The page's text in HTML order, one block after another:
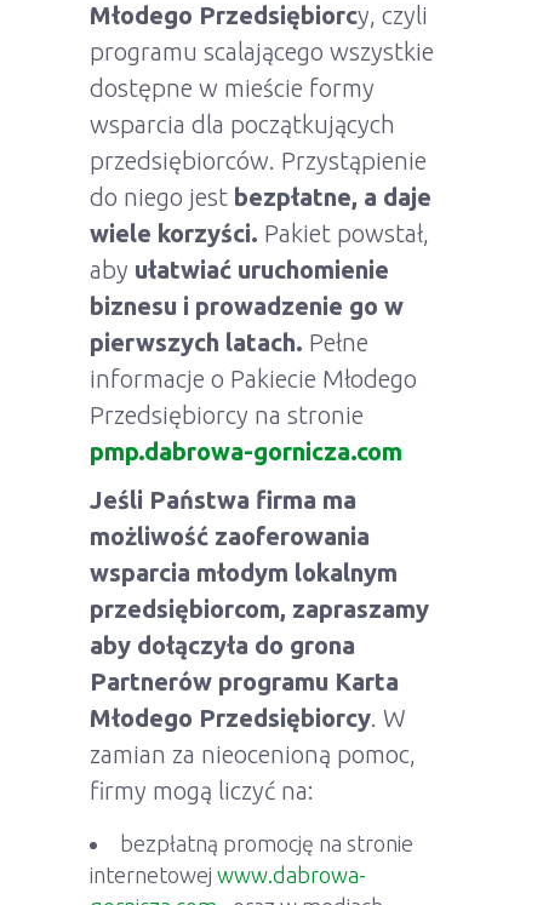
Młodego Przedsiębiorcy, czyli
programu scalającego wszystkie
dostępne w mieście formy
wsparcia dla początkujących
przedsiębiorców. Przystąpienie
do niego jest bezpłatne, a daje
wiele korzyści. Pakiet powstał,
aby ułatwiać uruchomienie
biznesu i prowadzenie go w
pierwszych latach. Pełne
informacje o Pakiecie Młodego
Przedsiębiorcy na stronie
pmp.dabrowa-gornicza.com
Jeśli Państwa firma ma
możliwość zaoferowania
wsparcia młodym lokalnym
przedsiębiorcom, zapraszamy
aby dołączyła do grona
Partnerów programu Karta
Młodego Przedsiębiorcy. W
zamian za nieocenioną pomoc,
firmy mogą liczyć na:
bezpłatną promocję na stronie
internetowej www.dabrowa-